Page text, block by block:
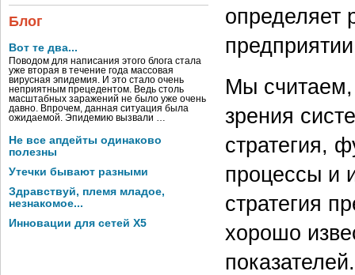
Блог
Вот те два...
Поводом для написания этого блога стала
уже вторая в течение года массовая
вирусная эпидемия. И это стало очень
неприятным прецедентом. Ведь столь
масштабных заражений не было уже очень
давно. Впрочем, данная ситуация была
ожидаемой. Эпидемию вызвали …
Не все апдейты одинаково
полезны
Утечки бывают разными
Здравствуй, племя младое,
незнакомое...
Инновации для сетей X5
определяет
Мы считаем,
зрения
стратегия,
процессы и
стратегия
хорошо
показателей.